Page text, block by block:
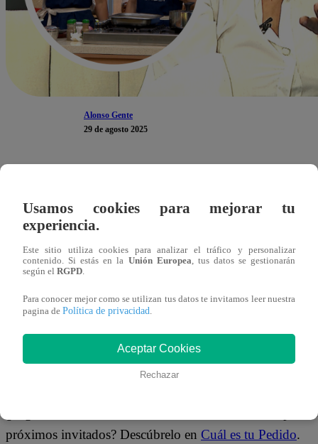
Alonso Gente
29 de agosto 2025
Kohler, quien decidió dedicarle una canción a su
la intérprete de tecnocumbia se encontraban en la
tiempo, la comensal del día dejó volar su inspiración
Con picardía anunció:
inmediato interpretó una versión distinta de un clásico
El ingenio de Kohler provocó risas y buena vibra en la
más comentados de la noche.
¿Seguirá Ana animándose a crear más canciones
próximos invitados? Descúbrelo en Cuál es tu Pedido.
Usamos cookies para mejorar tu
experiencia.
Este sitio utiliza cookies para analizar el tráfico y personalizar
contenido. Si estás en la Unión Europea , tus datos se gestionarán
según el RGPD
Para conocer mejor como se utilizan tus datos te invitamos leer nuestra
pagina de Política de privacidad
Aceptar Cookies
Rechazar